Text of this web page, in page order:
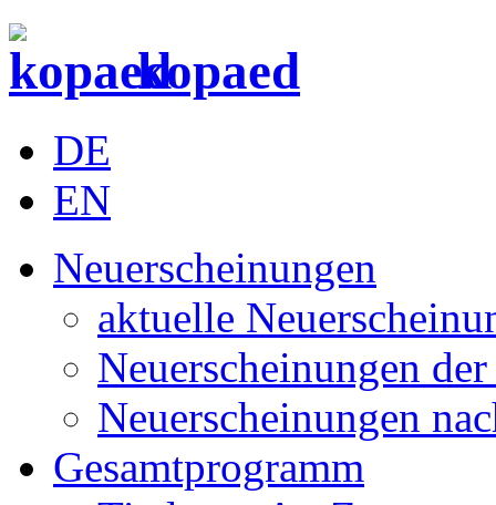
kopaed
DE
EN
Neuerscheinungen
aktuelle
Neuerscheinungen
Neuerscheinungen
Gesamtprogramm